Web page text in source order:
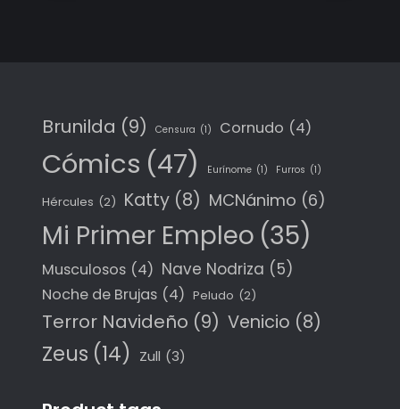
Brunilda (9) Censura (1) Cornudo (4)
Cómics (47) Eurínome (1) Furros (1)
Hércules (2) Katty (8) MCNánimo (6)
Mi Primer Empleo (35)
Musculosos (4) Nave Nodriza (5)
Noche de Brujas (4) Peludo (2)
Terror Navideño (9) Venicio (8)
Zeus (14) Zull (3)